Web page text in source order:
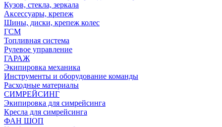
Кузов, стекла, зеркала
Аксессуары, крепеж
Шины, диски, крепеж колес
ГСМ
Топливная система
Рулевое управление
ГАРАЖ
Экипировка механика
Инструменты и оборудование команды
Расходные материалы
СИМРЕЙСИНГ
Экипировка для симрейсинга
Кресла для симрейсинга
ФАН ШОП